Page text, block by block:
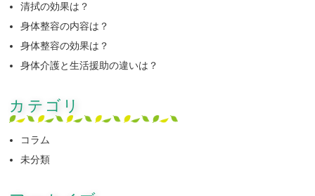
清拭の効果は？
身体整容の内容は？
身体整容の効果は？
身体介護と生活援助の違いは？
カテゴリ
コラム
未分類